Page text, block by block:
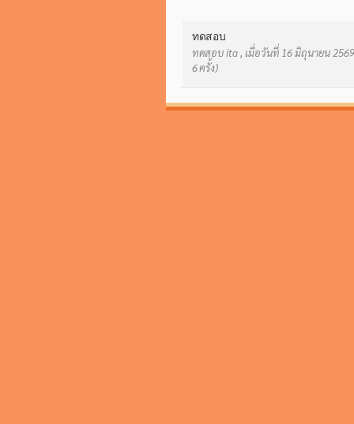
ทดสอบ
ทดสอบ ita , เมื่อวันที่ 16 มิถุนายน 2569
6 ครั้ง)